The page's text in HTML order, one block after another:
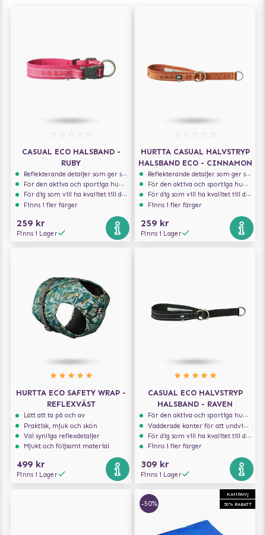
CASUAL ECO HALSBAND -
RUBY
Reflekterande detaljer som ger synlighet i svagt ljus
För den aktiva och sportiga hunden
För dig som vill ha kvalitet till din hund!
Finns i fler färger
259 kr
Finns i Lager
HURTTA CASUAL HALVSTRYP
HALSBAND ECO - CINNAMON
Reflekterande detaljer som ger synlighet i svagt ljus
För den aktiva och sportiga hunden
För dig som vill ha kvalitet till din hund!
Finns i fler färger
259 kr
Finns i Lager
HURTTA ECO SAFETY WRAP -
REFLEXVÄST
Lätt att ta på och av
Praktisk, mjuk och skön
Väl synliga reflexdetaljer
Mjukt och följsamt material
499 kr
Finns i Lager
CASUAL ECO HALVSTRYP
HALSBAND - RAVEN
För den aktiva och sportiga hunden
Vadderade kanter för att undvika skav
För dig som vill ha kvalitet till din hund!
Finns i fler färger
309 kr
Finns i Lager
KAMPANJ
50% RABATT
-50%